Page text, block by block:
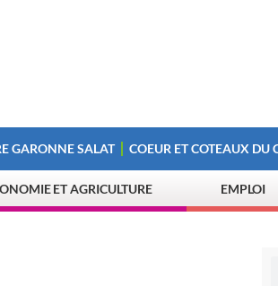
GARONNE SALAT COEUR ET COTEAUX DU
ET AGRICULTURE EMPLOI